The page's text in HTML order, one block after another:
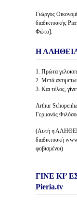
Γιώργος
διαδικτυακής
Φώτο].
Η
1. Πρώτα
2. Μετά
3. Και τέλος,
Arthur
Γερμανός
(Αυτή η ΑΛΗΘΕΙΑ
διαδικτυακή
φοβισμένοι)
ΓΙΝΕ ΚΙ’
Pieria.tv